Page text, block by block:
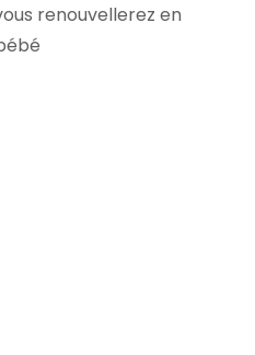
renouvellerez en